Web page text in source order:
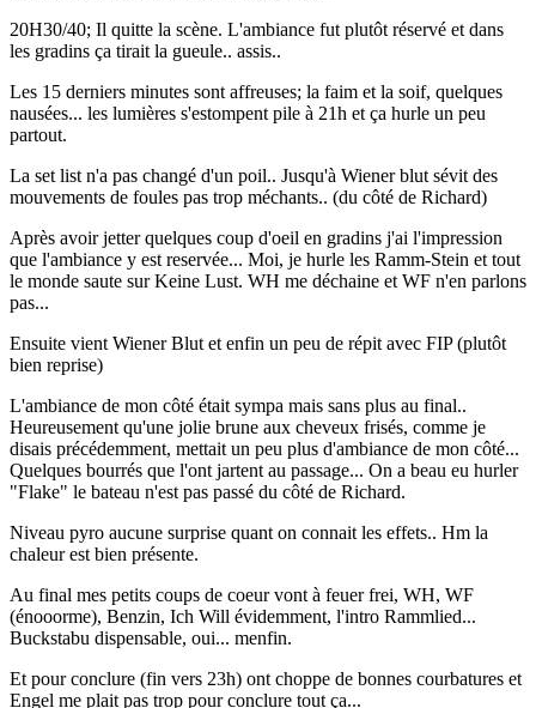
20H30/40; Il quitte la scène. L'ambiance fut plutôt réservé et dans
les gradins ça tirait la gueule.. assis..
Les 15 derniers minutes sont affreuses; la faim et la soif, quelques
nausées... les lumières s'estompent pile à 21h et ça hurle un peu
partout.
La set list n'a pas changé d'un poil.. Jusqu'à Wiener blut sévit des
mouvements de foules pas trop méchants.. (du côté de Richard)
Après avoir jetter quelques coup d'oeil en gradins j'ai l'impression
que l'ambiance y est reservée... Moi, je hurle les Ramm-Stein et tout
le monde saute sur Keine Lust. WH me déchaine et WF n'en parlons
pas...
Ensuite vient Wiener Blut et enfin un peu de répit avec FIP (plutôt
bien reprise)
L'ambiance de mon côté était sympa mais sans plus au final..
Heureusement qu'une jolie brune aux cheveux frisés, comme je
disais précédemment, mettait un peu plus d'ambiance de mon côté...
Quelques bourrés que l'ont jartent au passage... On a beau eu hurler
"Flake" le bateau n'est pas passé du côté de Richard.
Niveau pyro aucune surprise quant on connait les effets.. Hm la
chaleur est bien présente.
Au final mes petits coups de coeur vont à feuer frei, WH, WF
(énooorme), Benzin, Ich Will évidemment, l'intro Rammlied...
Buckstabu dispensable, oui... menfin.
Et pour conclure (fin vers 23h) ont choppe de bonnes courbatures et
Engel me plait pas trop pour conclure tout ça...